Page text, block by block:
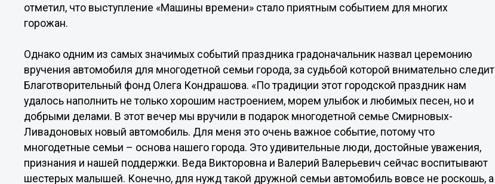
отметил, что выступление «Машины времени» стало приятным событием для многих
горожан.
Однако одним из самых значимых событий праздника градоначальник назвал церемонию
вручения автомобиля для многодетной семьи города, за судьбой которой внимательно следит
Благотворительный фонд Олега Кондрашова. «По традиции этот городской праздник нам
удалось наполнить не только хорошим настроением, морем улыбок и любимых песен, но и
добрыми делами. В этот вечер мы вручили в подарок многодетной семье Смирновых-
Ливадоновых новый автомобиль. Для меня это очень важное событие, потому что
многодетные семьи – основа нашего города. Это удивительные люди, достойные уважения,
признания и нашей поддержки. Веда Викторовна и Валерий Валерьевич сейчас воспитывают
шестерых малышей. Конечно, для нужд такой дружной семьи автомобиль вовсе не роскошь, а